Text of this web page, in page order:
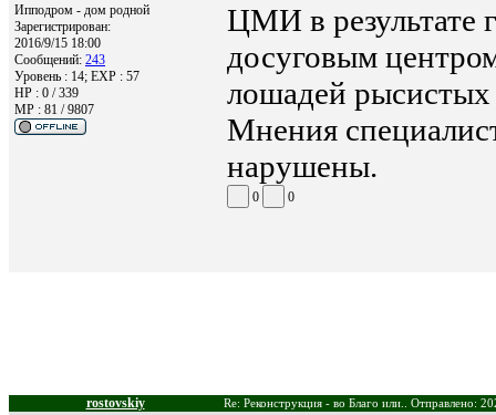
Ипподром - дом родной
Зарегистрирован:
2016/9/15 18:00
Сообщений: 243
Уровень : 14; EXP : 57
HP : 0 / 339
MP : 81 / 9807
ЦМИ в результате
досуговым
лошадей
Мнения
нарушены.
0 0
rostovskiy Re: Реконструкция - во Благо или.. Отправлено: